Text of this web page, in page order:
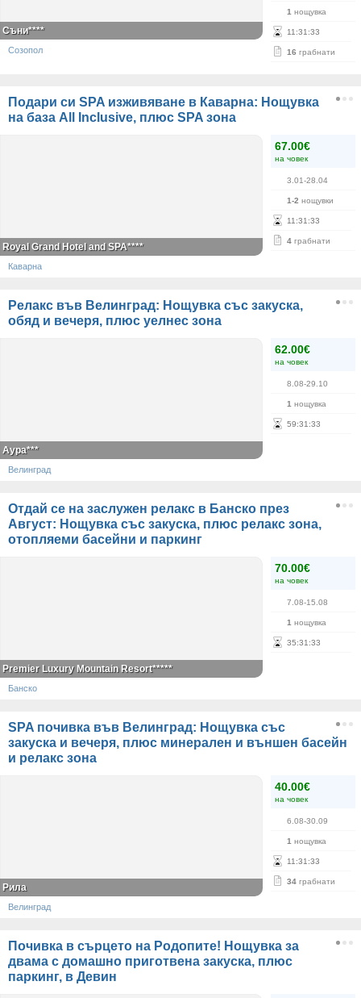
1 нощувка
11 :31 :33
16 грабнати
Съни****
Созопол
Подари си SPA изживяване в Каварна: Нощувка
на база All Inclusive, плюс SPA зона
67.00€
на човек
3.01-28.04
1-2 нощувки
11 :31 :33
4 грабнати
Royal Grand Hotel and SPA****
Каварна
Релакс във Велинград: Нощувка със закуска,
обяд и вечеря, плюс уелнес зона
62.00€
на човек
8.08-29.10
1 нощувка
59:31 :33
Аура***
Велинград
Отдай се на заслужен релакс в Банско през
Август: Нощувка със закуска, плюс релакс зона,
отопляеми басейни и паркинг
70.00€
на човек
7.08-15.08
1 нощувка
35:31 :33
Premier Luxury Mountain Resort*****
Банско
SPA почивка във Велинград: Нощувка със
закуска и вечеря, плюс минерален и външен басейн
и релакс зона
40.00€
на човек
6.08-30.09
1 нощувка
11 :31 :33
34 грабнати
Рила
Велинград
Почивка в сърцето на Родопите! Нощувка за
двама с домашно приготвена закуска, плюс
паркинг, в Девин